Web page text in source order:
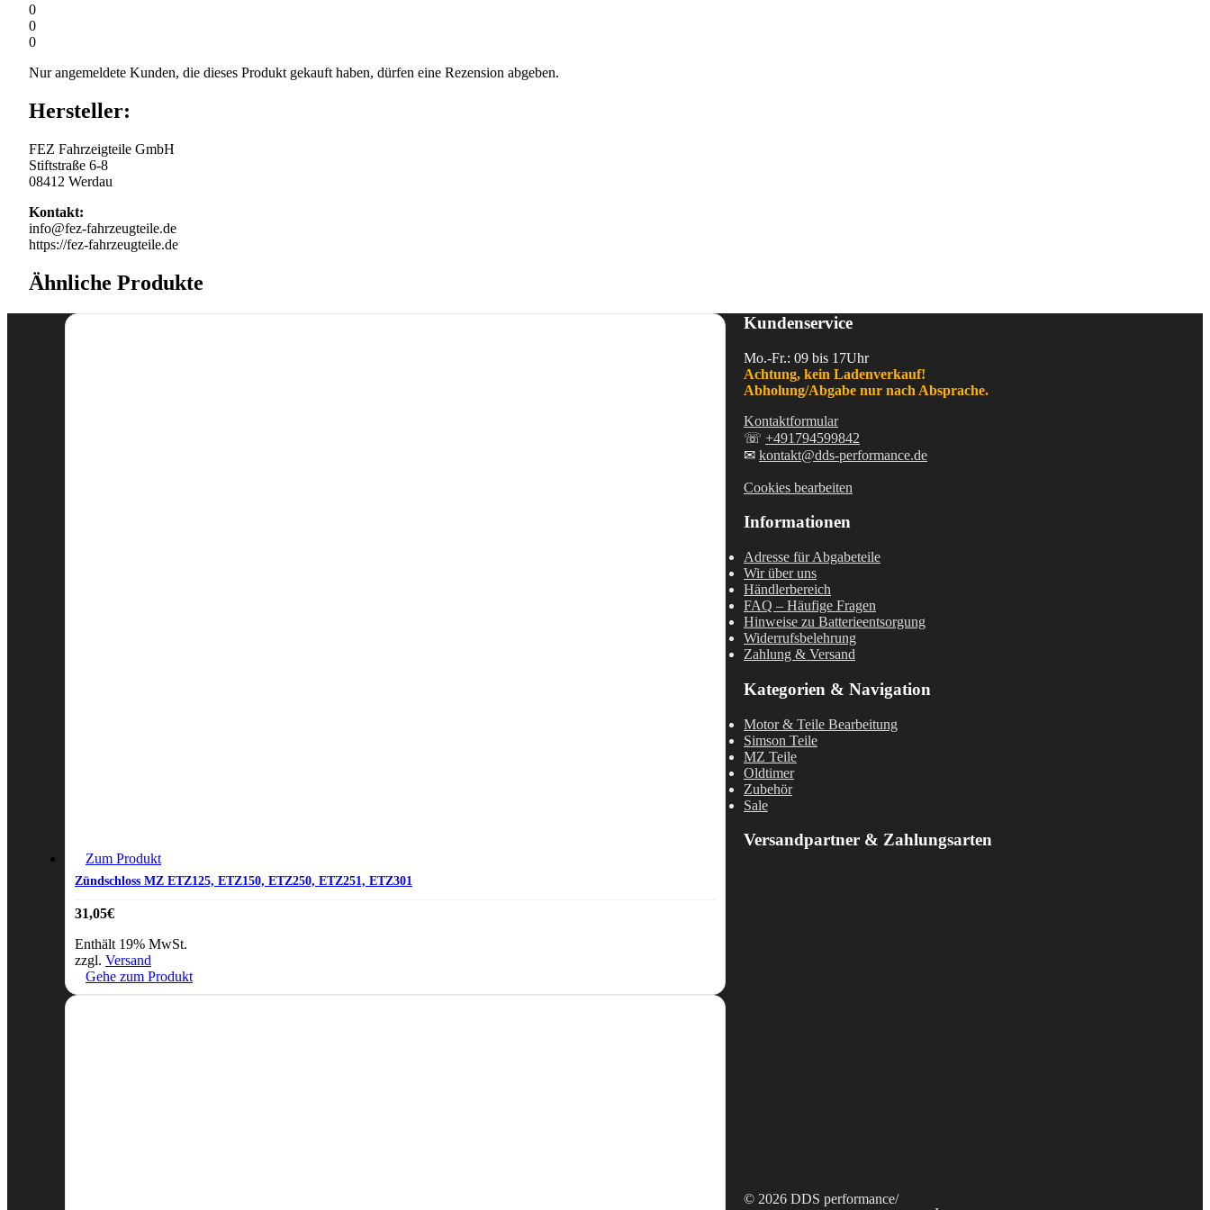
0
0
0
Nur angemeldete Kunden, die dieses Produkt gekauft haben, dürfen eine Rezension abgeben.
Hersteller:
FEZ Fahrzeigteile GmbH
Stiftstraße 6-8
08412 Werdau
Kontakt:
info@fez-fahrzeugteile.de
https://fez-fahrzeugteile.de
Ähnliche Produkte
Zum Produkt
Zündschloss MZ ETZ125, ETZ150, ETZ250, ETZ251, ETZ301
31,05€
Enthält 19% MwSt.
zzgl. Versand
Gehe zum Produkt
Kundenservice
Mo.-Fr.: 09 bis 17Uhr
Achtung, kein Ladenverkauf!
Abholung/Abgabe nur nach Absprache.
Kontaktformular
☏ +491794599842
✉ kontakt@dds-performance.de
Cookies bearbeiten
Informationen
Adresse für Abgabeteile
Wir über uns
Händlerbereich
FAQ – Häufige Fragen
Hinweise zu Batterieentsorgung
Widerrufsbelehrung
Zahlung & Versand
Kategorien & Navigation
Motor & Teile Bearbeitung
Simson Teile
MZ Teile
Oldtimer
Zubehör
Sale
Versandpartner & Zahlungsarten
© 2026 DDS performance/